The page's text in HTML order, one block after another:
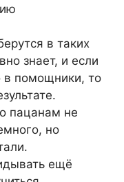
в таких
знает, и если
в помощники, то
пацанам не
но
ещё